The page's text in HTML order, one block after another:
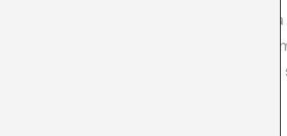
Buenos Aires resulta muy
que ha realizado y pensado
Proyecto Venus, entre otras) suele
en relación al arte.